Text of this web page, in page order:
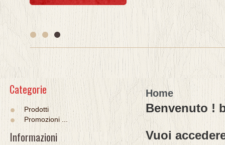
Categorie
Prodotti
Promozioni ...
Informazioni
Home
Benvenuto!
Vuoi